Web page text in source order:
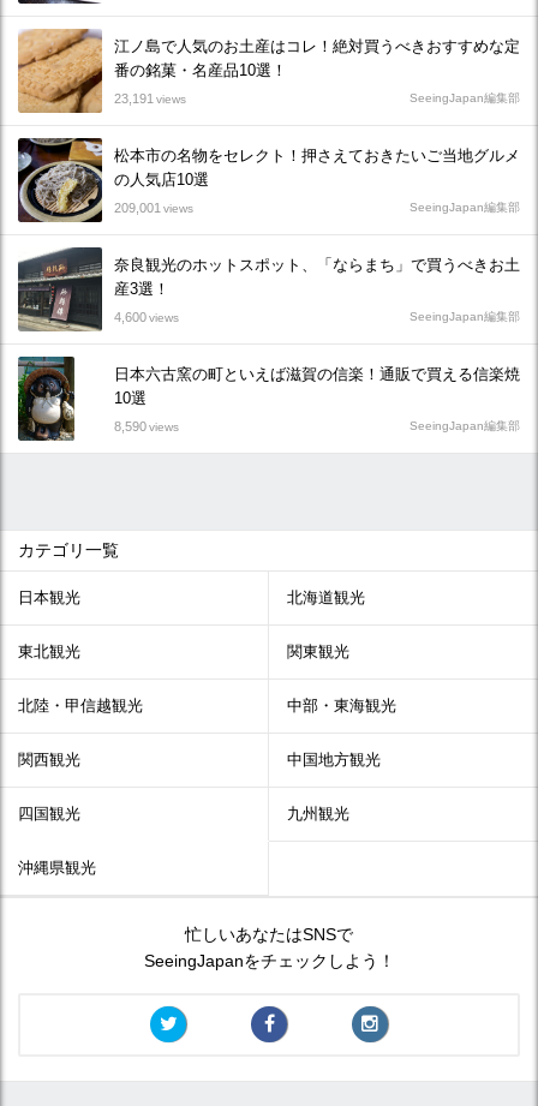
江ノ島で人気のお土産はコレ！絶対買うべきおすすめな定
番の銘菓・名産品10選！
23,191 views SeeingJapan編集部
松本市の名物をセレクト！押さえておきたいご当地グルメ
の人気店10選
209,001 views SeeingJapan編集部
奈良観光のホットスポット、「ならまち」で買うべきお土
産3選！
4,600views SeeingJapan編集部
日本六古窯の町といえば滋賀の信楽！通販で買える信楽焼
10選
8,590views SeeingJapan編集部
カテゴリ一覧
日本観光 北海道観光
東北観光 関東観光
北陸・甲信越観光 中部・東海観光
関西観光 中国地方観光
四国観光 九州観光
沖縄県観光
忙しいあなたはSNSで
SeeingJapanをチェックしよう！